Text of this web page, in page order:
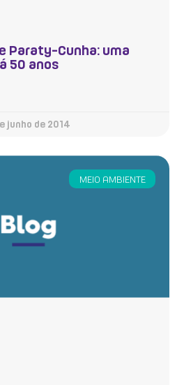
Paraty-Cunha: uma
50 anos
junho de 2014
MEIO AMBIENTE